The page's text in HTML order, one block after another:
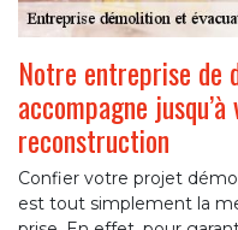
Notre entreprise de
accompagne
reconstruction
Confier votre projet
est tout simplement la